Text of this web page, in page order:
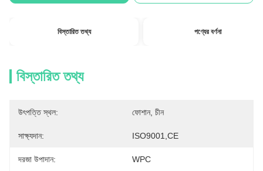
বিস্তারিত তথ্য পণ্যের বর্ণনা
বিস্তারিত তথ্য
উৎপত্তি স্থল: ফোশান, চীন
সাক্ষ্যদান: ISO9001,CE
দরজা উপাদান: WPC